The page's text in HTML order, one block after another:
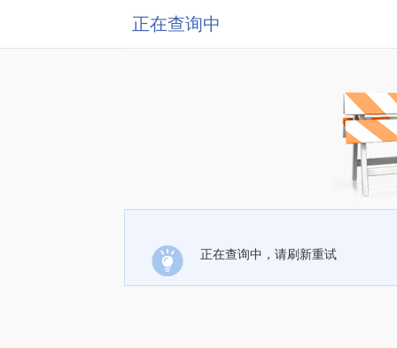
正在查询中
正在查询中，请刷新重试